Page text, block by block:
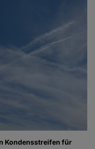
Kondensstreifen für